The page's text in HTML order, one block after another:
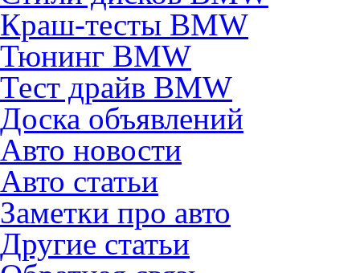
Краш-тесты BMW
Тюнинг BMW
Тест драйв BMW
Доска объявлений
Авто новости
Авто статьи
Заметки про авто
Другие статьи